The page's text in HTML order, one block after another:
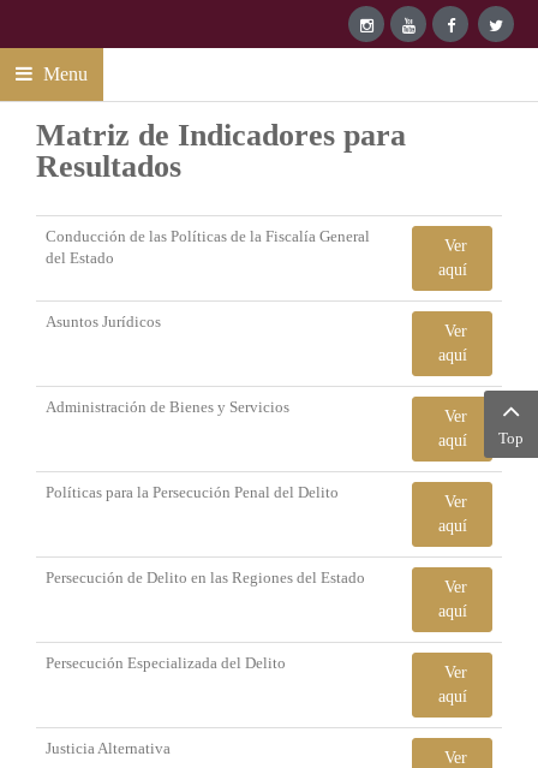
Menu
Matriz de Indicadores para
Resultados
Conducción de las Políticas de la Fiscalía General
del Estado
Ver
aquí
Asuntos Jurídicos
Ver
aquí
Administración de Bienes y Servicios
Ver
aquí
Políticas para la Persecución Penal del Delito
Ver
aquí
Persecución de Delito en las Regiones del Estado
Ver
aquí
Persecución Especializada del Delito
Ver
aquí
Justicia Alternativa
Ver
Top